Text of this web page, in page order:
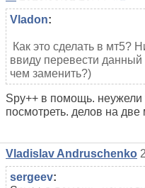
Vladon:
Как это сделать в мт5?
ввиду перевести
чем заменить?)
Spy++ в помощь. неужели
посмотреть. делов на две
Vladislav Andruschenko
sergeev: